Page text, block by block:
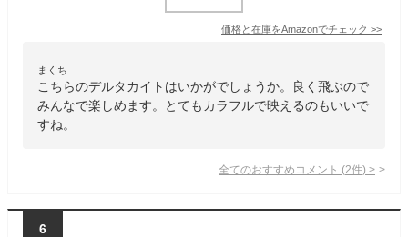
価格と在庫をAmazonでチェック >>
まくち
こちらのデルタカイトはいかがでしょうか。良く飛ぶので
みんなで楽しめます。とてもカラフルで映えるのもいいで
すね。
全てのおすすめコメント (2件) >
6